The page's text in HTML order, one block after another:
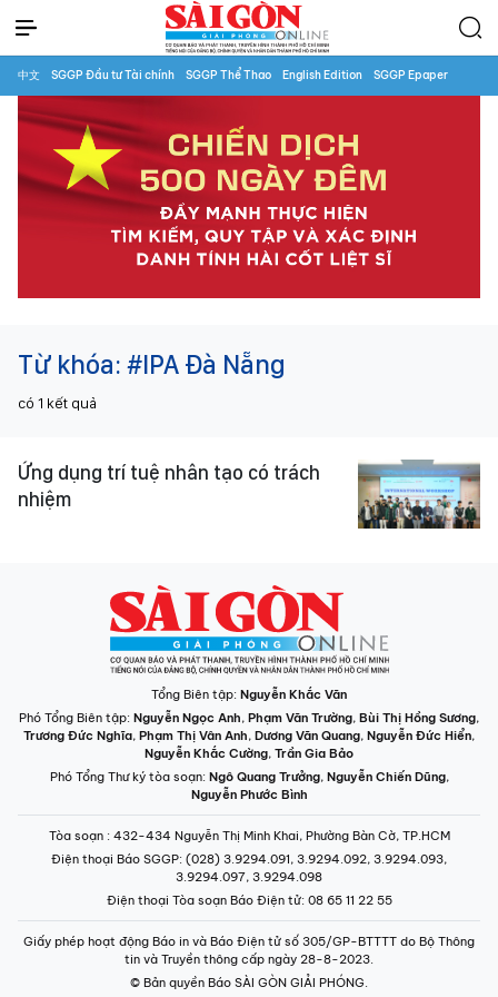
中文 SGGP Đầu tư Tài chính SGGP Thể Thao English Edition SGGP Epaper
Từ khóa: #IPA Đà Nẵng
có 1 kết quả
Ứng dụng trí tuệ nhân tạo có trách
nhiệm
Tổng Biên tập: Nguyễn Khắc Văn
Phó Tổng Biên tập: Nguyễn Ngọc Anh, Phạm Văn Trường, Bùi Thị Hồng Sương,
Trương Đức Nghĩa, Phạm Thị Vân Anh, Dương Văn Quang, Nguyễn Đức Hiển,
Nguyễn Khắc Cường, Trần Gia Bảo
Phó Tổng Thư ký tòa soạn: Ngô Quang Trưởng, Nguyễn Chiến Dũng,
Nguyễn Phước Bình
Tòa soạn : 432-434 Nguyễn Thị Minh Khai, Phường Bàn Cờ, TP.HCM
Điện thoại Báo SGGP: (028) 3.9294.091, 3.9294.092, 3.9294.093,
3.9294.097, 3.9294.098
Điện thoại Tòa soạn Báo Điện tử: 08 65 11 22 55
Giấy phép hoạt động Báo in và Báo Điện tử số 305/GP-BTTTT do Bộ Thông
tin và Truyền thông cấp ngày 28-8-2023.
© Bản quyền Báo SÀI GÒN GIẢI PHÓNG.